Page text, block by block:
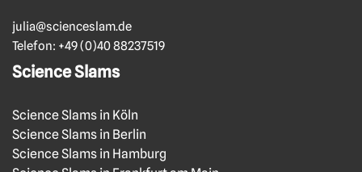
julia@scienceslam.de
Telefon: +49 (0)40 88237519
Science Slams
Science Slams in Köln
Science Slams in Berlin
Science Slams in Hamburg